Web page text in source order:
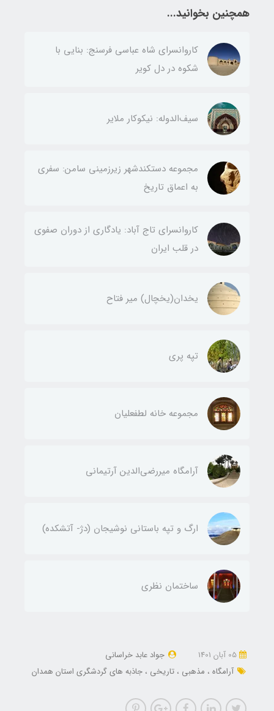
همچنین بخوانید...
کاروانسرای شاه عباسی فرسنج: بنایی با
شکوه در دل کویر
سیف‌الدوله: نیکوکار ملایر
مجموعه دستکندشهر زیرزمینی سامن: سفری
به اعماق تاریخ
کاروانسرای تاج آباد: یادگاری از دوران صفوی
در قلب ایران
یخدان(يخچال) مير فتاح
تپه پری
مجموعه خانه لطفعليان
آرامگاه ميررضي‌الدين آرتيمانی
ارگ و تپه باستاني نوشيجان (دژ- آتشکده)
ساختمان نظری
جواد عابد خراسانی
آرامگاه
مذهبی تاریخی جاذبه های گردشگری استان همدان